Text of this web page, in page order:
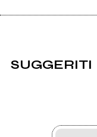
SUGGERITI